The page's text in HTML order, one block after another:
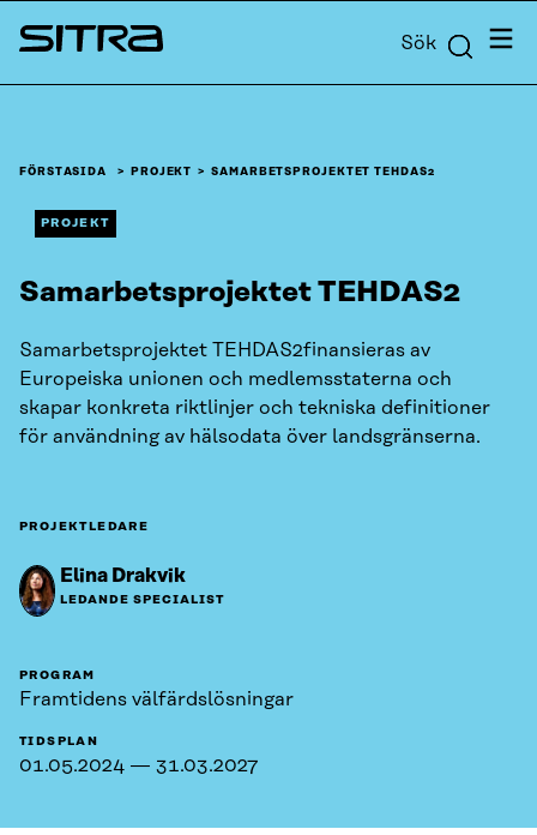
Skip to
content
Sitra Sök Meny
FÖRSTASIDA PROJEKT SAMARBETSPROJEKTET TEHDAS2
PROJEKT
Samarbetsprojektet TEHDAS2
Samarbetsprojektet TEHDAS2finansieras av
Europeiska unionen och medlemsstaterna och
skapar konkreta riktlinjer och tekniska definitioner
för användning av hälsodata över landsgränserna.
PROJEKTLEDARE
Elina Drakvik
LEDANDE SPECIALIST
PROGRAM
Framtidens välfärdslösningar
TIDSPLAN
01.05.2024 — 31.03.2027